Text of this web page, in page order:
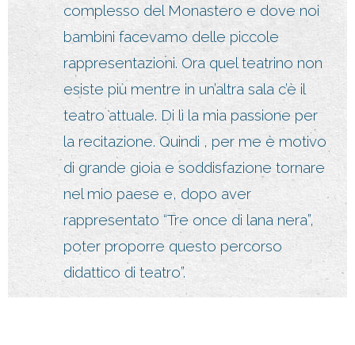
complesso del Monastero e dove noi
bambini facevamo delle piccole
rappresentazioni. Ora quel teatrino non
esiste più mentre in un’altra sala c’è il
teatro attuale. Di lì la mia passione per
la recitazione. Quindi , per me è motivo
di grande gioia e soddisfazione tornare
nel mio paese e, dopo aver
rappresentato “Tre once di lana nera”,
poter proporre questo percorso
didattico di teatro”.